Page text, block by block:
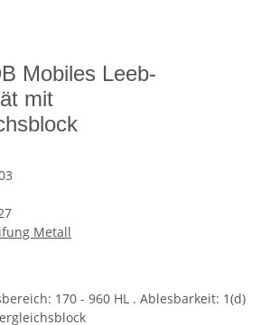
Mobiles Leeb-
mit
Metall
170 - 960 HL . Ablesbarkeit: 1(d)